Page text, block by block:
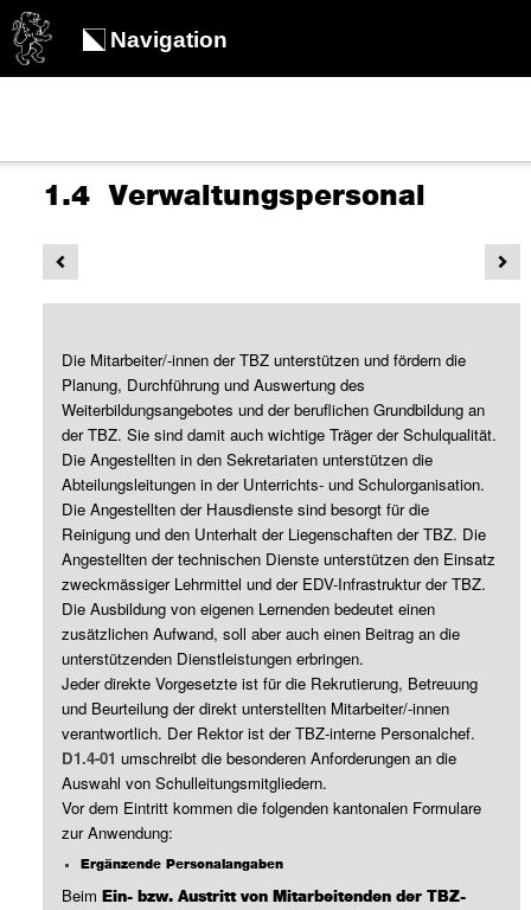
Navigation
1.4 Verwaltungspersonal
Die Mitarbeiter/-innen der TBZ unterstützen und fördern die
Planung, Durchführung und Auswertung des
Weiterbildungsangebotes und der beruflichen Grundbildung an
der TBZ. Sie sind damit auch wichtige Träger der Schulqualität.
Die Angestellten in den Sekretariaten unterstützen die
Abteilungsleitungen in der Unterrichts- und Schulorganisation.
Die Angestellten der Hausdienste sind besorgt für die
Reinigung und den Unterhalt der Liegenschaften der TBZ. Die
Angestellten der technischen Dienste unterstützen den Einsatz
zweckmässiger Lehrmittel und der EDV-Infrastruktur der TBZ.
Die Ausbildung von eigenen Lernenden bedeutet einen
zusätzlichen Aufwand, soll aber auch einen Beitrag an die
unterstützenden Dienstleistungen erbringen.
Jeder direkte Vorgesetzte ist für die Rekrutierung, Betreuung
und Beurteilung der direkt unterstellten Mitarbeiter/-innen
verantwortlich. Der Rektor ist der TBZ-interne Personalchef.
D1.4-01 umschreibt die besonderen Anforderungen an die
Auswahl von Schulleitungsmitgliedern.
Vor dem Eintritt kommen die folgenden kantonalen Formulare
zur Anwendung:
Ergänzende Personalangaben
Beim Ein- bzw. Austritt von Mitarbeitenden der TBZ-